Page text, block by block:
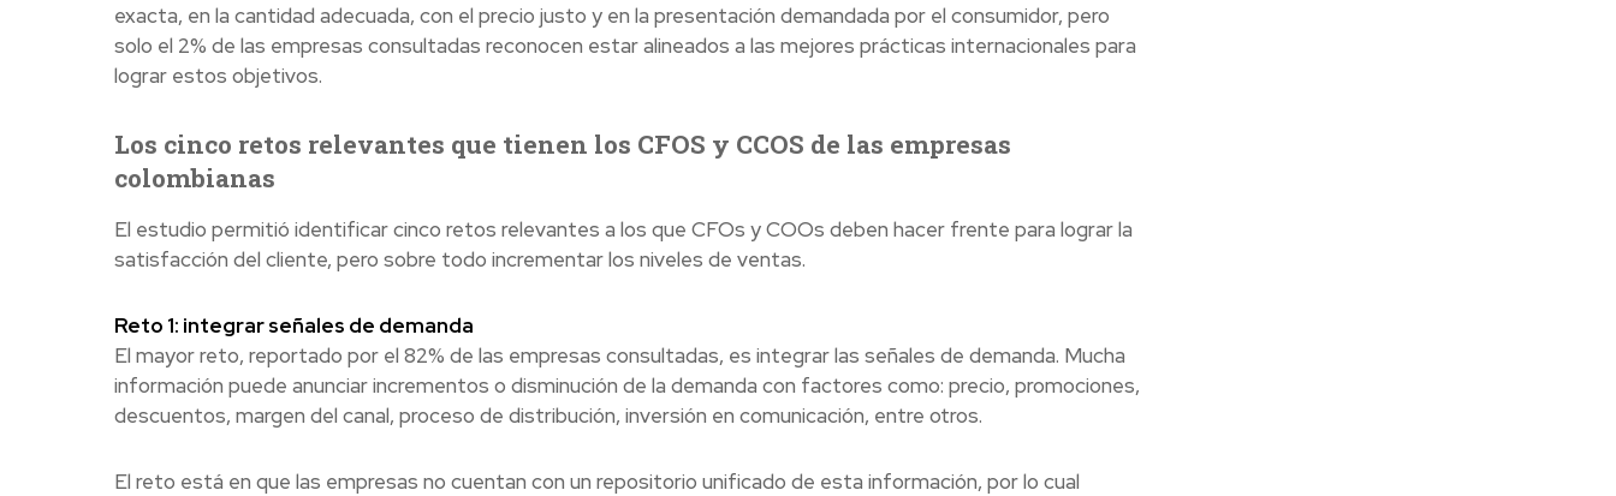
exacta, en la cantidad adecuada, con el precio justo y en la presentación demandada por el consumidor, pero
solo el 2% de las empresas consultadas reconocen estar alineados a las mejores prácticas internacionales para
lograr estos objetivos.
Los cinco retos relevantes que tienen los CFOS y CCOS de las empresas
colombianas
El estudio permitió identificar cinco retos relevantes a los que CFOs y COOs deben hacer frente para lograr la
satisfacción del cliente, pero sobre todo incrementar los niveles de ventas.
Reto 1: integrar señales de demanda
El mayor reto, reportado por el 82% de las empresas consultadas, es integrar las señales de demanda. Mucha
información puede anunciar incrementos o disminución de la demanda con factores como: precio, promociones,
descuentos, margen del canal, proceso de distribución, inversión en comunicación, entre otros.
El reto está en que las empresas no cuentan con un repositorio unificado de esta información, por lo cual